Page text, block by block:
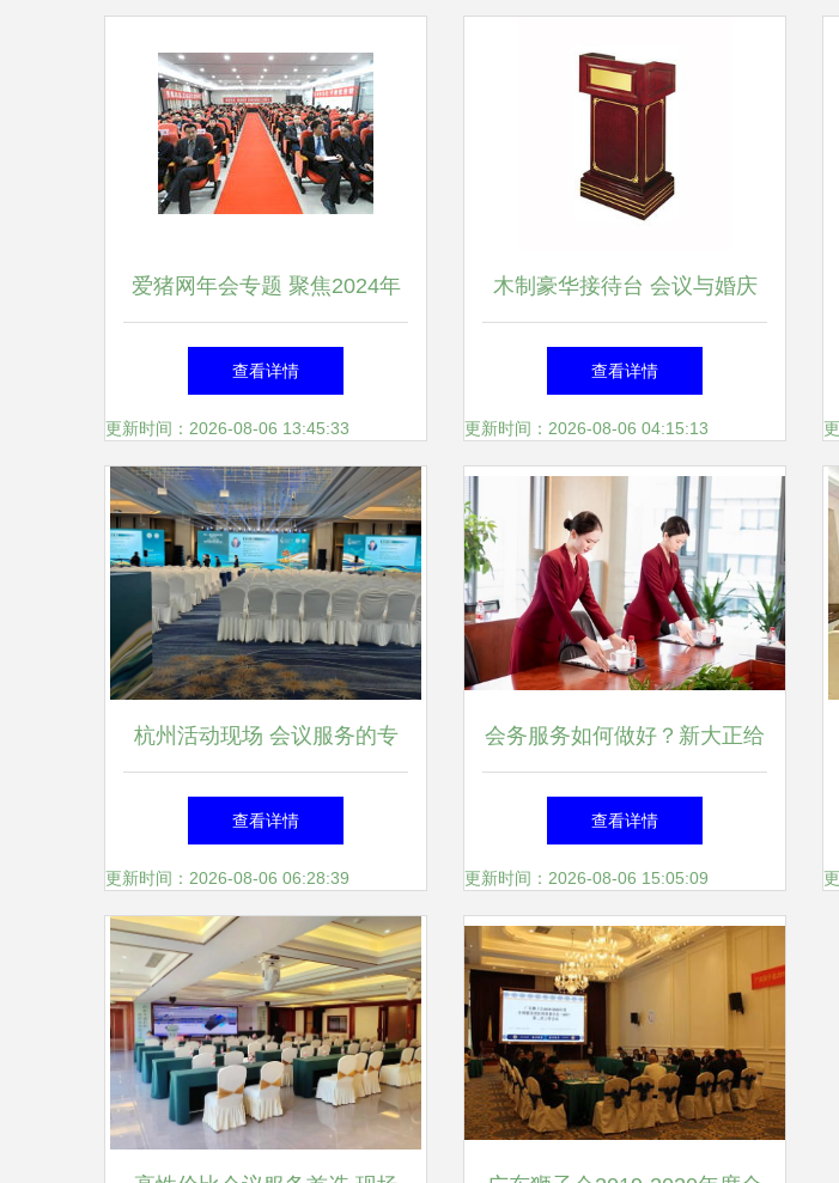
爱猪网年会专题 聚焦2024年
最新年会动态与产业走势
查看详情
更新时间：2026-08-06 13:45:33
木制豪华接待台 会议与婚庆
主持的优雅之选
查看详情
更新时间：2026-08-06 04:15:13
杭州活动现场 会议服务的专
业之道
查看详情
更新时间：2026-08-06 06:28:39
会务服务如何做好？新大正给
出了答案
查看详情
更新时间：2026-08-06 15:05:09